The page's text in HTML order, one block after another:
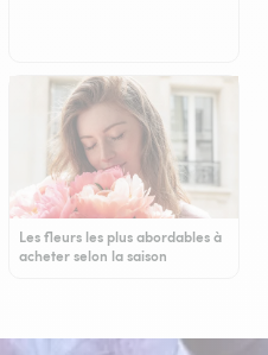
Les fleurs les plus abordables à
acheter selon la saison